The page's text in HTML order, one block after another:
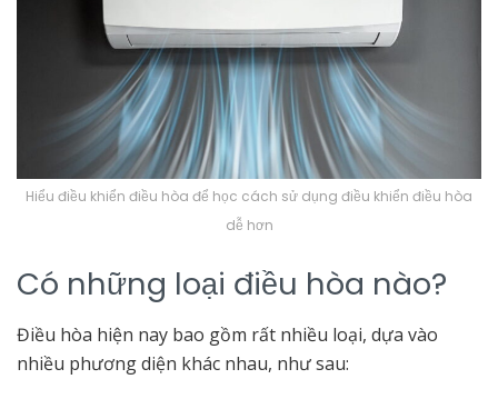
Hiểu điều khiển điều hòa để học cách sử dụng điều khiển điều hòa
dễ hơn
Có những loại điều hòa nào?
Điều hòa hiện nay bao gồm rất nhiều loại, dựa vào
nhiều phương diện khác nhau, như sau: